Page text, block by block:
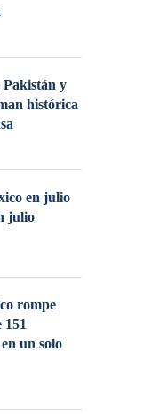
y
histórica
en julio
julio
rompe
151
un solo